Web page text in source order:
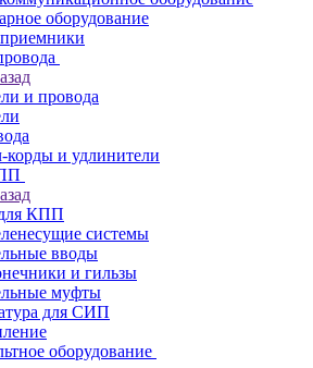
оборудование
и провода
корды и удлинители
КПП
системы
вводы
и гильзы
муфты
для СИП
оборудование